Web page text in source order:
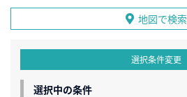
地図で検索
選択条件変更
選択中の条件